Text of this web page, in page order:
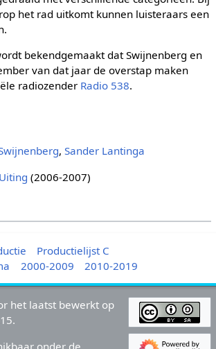
het rad uitkomt kunnen luisteraars een
bekendgemaakt dat Swijnenberg en
van dat jaar de overstap maken
radiozender Radio 538.
, Sander Lantinga
(2006-2007)
Productielijst C
2000-2009 2010-2019
het laatst bewerkt op
onder de